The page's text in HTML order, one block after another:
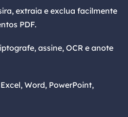
extraia e exclua facilmente
PDF.
assine, OCR e anote
Word, PowerPoint,